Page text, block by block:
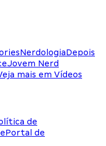
NerdologiaDepois
Jovem Nerd
mais em Vídeos
de
Portal de